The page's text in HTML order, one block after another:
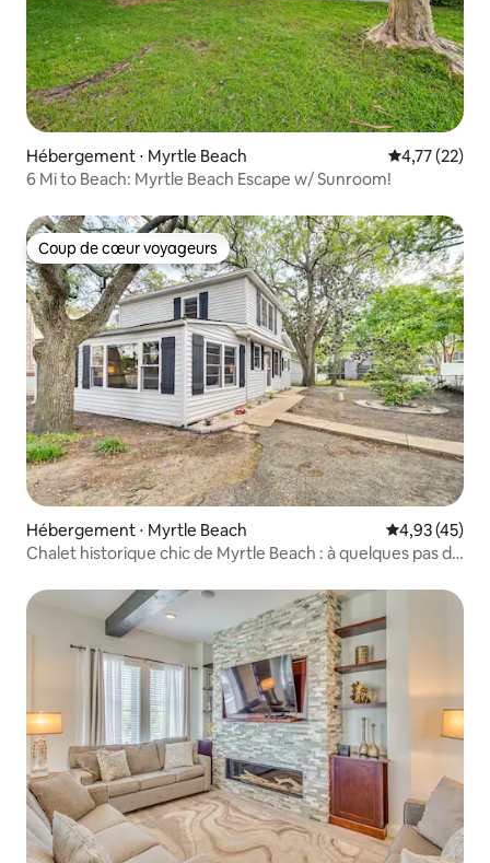
Hébergement ⋅ Myrtle Beach Évaluation
4,77 (22)
6 Mi to Beach: Myrtle Beach Escape w/ Sunroom!
Coup de cœur voyageurs
Coup de cœur voyageurs
Hébergement ⋅ Myrtle Beach Évaluation
4,93 (45)
Chalet historique chic de Myrtle Beach : à quelques pas de